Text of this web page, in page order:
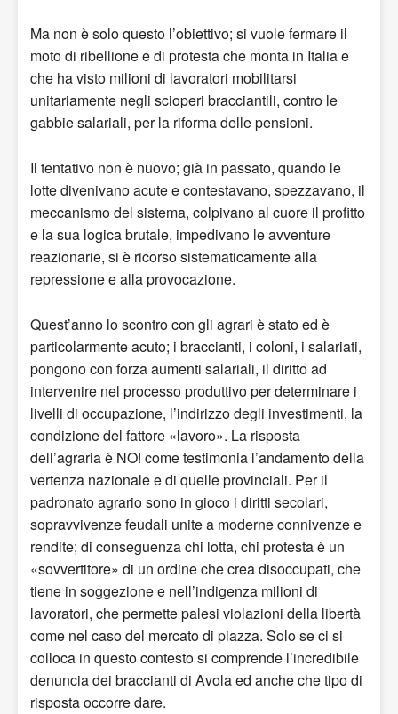
Ma non è solo questo l’obiettivo; si vuole fermare il
moto di ribellione e di protesta che monta in Italia e
che ha visto milioni di lavoratori mobilitarsi
unitariamente negli scioperi bracciantili, contro le
gabbie salariali, per la riforma delle pensioni.
Il tentativo non è nuovo; già in passato, quando le
lotte divenivano acute e contestavano, spezzavano, il
meccanismo del sistema, colpivano al cuore il profitto
e la sua logica brutale, impedivano le avventure
reazionarie, si è ricorso sistematicamente alla
repressione e alla provocazione.
Quest’anno lo scontro con gli agrari è stato ed è
particolarmente acuto; i braccianti, i coloni, i salariati,
pongono con forza aumenti salariali, il diritto ad
intervenire nel processo produttivo per determinare i
livelli di occupazione, l’indirizzo degli investimenti, la
condizione del fattore «lavoro». La risposta
dell’agraria è NO! come testimonia l’andamento della
vertenza nazionale e di quelle provinciali. Per il
padronato agrario sono in gioco i diritti secolari,
sopravvivenze feudali unite a moderne connivenze e
rendite; di conseguenza chi lotta, chi protesta è un
«sovvertitore» di un ordine che crea disoccupati, che
tiene in soggezione e nell’indigenza milioni di
lavoratori, che permette palesi violazioni della libertà
come nel caso del mercato di piazza. Solo se ci si
colloca in questo contesto si comprende l’incredibile
denuncia dei braccianti di Avola ed anche che tipo di
risposta occorre dare.